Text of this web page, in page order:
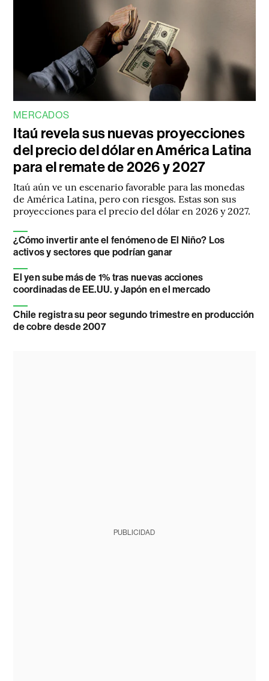
MERCADOS
Itaú revela sus nuevas proyecciones
del precio del dólar en América Latina
para el remate de 2026 y 2027
Itaú aún ve un escenario favorable para las monedas
de América Latina, pero con riesgos. Estas son sus
proyecciones para el precio del dólar en 2026 y 2027.
¿Cómo invertir ante el fenómeno de El Niño? Los
activos y sectores que podrían ganar
El yen sube más de 1% tras nuevas acciones
coordinadas de EE.UU. y Japón en el mercado
Chile registra su peor segundo trimestre en producción
de cobre desde 2007
PUBLICIDAD